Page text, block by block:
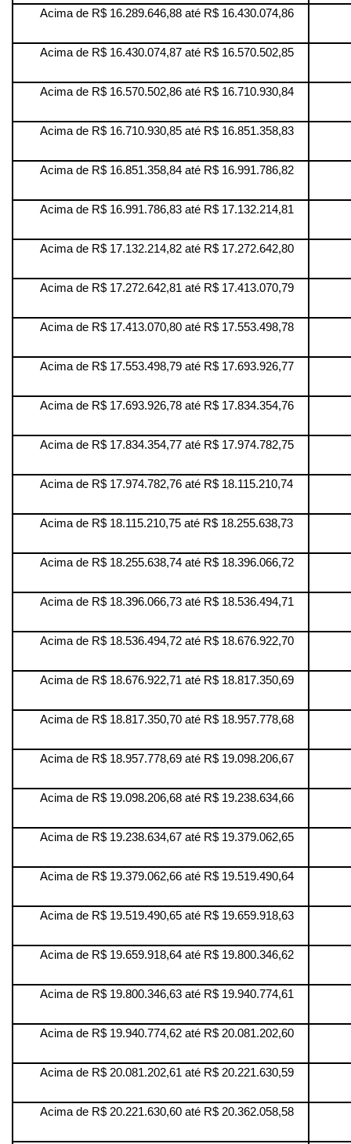
Acima de R$ 16.289.646,88 até R$ 16.430.074,86
Acima de R$ 16.430.074,87 até R$ 16.570.502,85
Acima de R$ 16.570.502,86 até R$ 16.710.930,84
Acima de R$ 16.710.930,85 até R$ 16.851.358,83
Acima de R$ 16.851.358,84 até R$ 16.991.786,82
Acima de R$ 16.991.786,83 até R$ 17.132.214,81
Acima de R$ 17.132.214,82 até R$ 17.272.642,80
Acima de R$ 17.272.642,81 até R$ 17.413.070,79
Acima de R$ 17.413.070,80 até R$ 17.553.498,78
Acima de R$ 17.553.498,79 até R$ 17.693.926,77
Acima de R$ 17.693.926,78 até R$ 17.834.354,76
Acima de R$ 17.834.354,77 até R$ 17.974.782,75
Acima de R$ 17.974.782,76 até R$ 18.115.210,74
Acima de R$ 18.115.210,75 até R$ 18.255.638,73
Acima de R$ 18.255.638,74 até R$ 18.396.066,72
Acima de R$ 18.396.066,73 até R$ 18.536.494,71
Acima de R$ 18.536.494,72 até R$ 18.676.922,70
Acima de R$ 18.676.922,71 até R$ 18.817.350,69
Acima de R$ 18.817.350,70 até R$ 18.957.778,68
Acima de R$ 18.957.778,69 até R$ 19.098.206,67
Acima de R$ 19.098.206,68 até R$ 19.238.634,66
Acima de R$ 19.238.634,67 até R$ 19.379.062,65
Acima de R$ 19.379.062,66 até R$ 19.519.490,64
Acima de R$ 19.519.490,65 até R$ 19.659.918,63
Acima de R$ 19.659.918,64 até R$ 19.800.346,62
Acima de R$ 19.800.346,63 até R$ 19.940.774,61
Acima de R$ 19.940.774,62 até R$ 20.081.202,60
Acima de R$ 20.081.202,61 até R$ 20.221.630,59
Acima de R$ 20.221.630,60 até R$ 20.362.058,58